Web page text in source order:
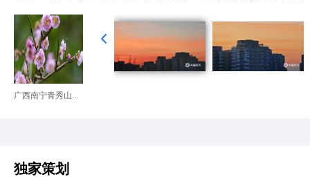
广西南宁青秀山...
独家策划